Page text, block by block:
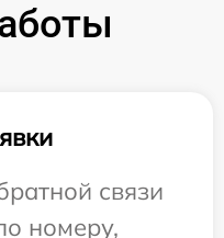
связи
номеру,